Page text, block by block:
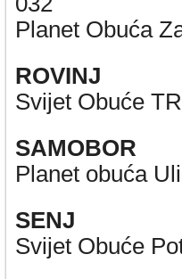
Planet Obuća
ROVINJ
Svijet Obuće
SAMOBOR
Planet obuća
SENJ
Svijet Obuće